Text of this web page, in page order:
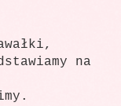
na